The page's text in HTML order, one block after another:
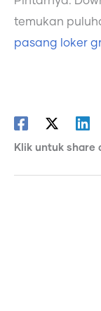
temukan
pasang loker
Klik untuk share